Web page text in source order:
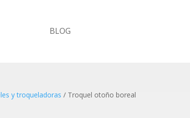
BLOG
y troqueladoras / Troquel otoño boreal